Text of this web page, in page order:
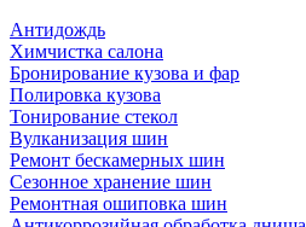
Антидождь
Химчистка салона
Бронирование кузова и фар
Полировка кузова
Тонирование стекол
Вулканизация шин
Ремонт бескамерных шин
Сезонное хранение шин
Ремонтная ошиповка шин